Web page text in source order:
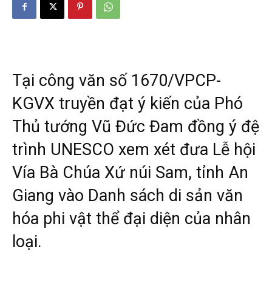
Tại công văn số 1670/VPCP-
KGVX truyền đạt ý kiến của Phó
Thủ tướng Vũ Đức Đam đồng ý đệ
trình UNESCO xem xét đưa Lễ hội
Vía Bà Chúa Xứ núi Sam, tỉnh An
Giang vào Danh sách di sản văn
hóa phi vật thể đại diện của nhân
loại.